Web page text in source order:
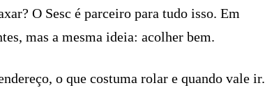
O Sesc é parceiro para tudo isso. Em
mas a mesma ideia: acolher bem.
o que costuma rolar e quando vale ir.